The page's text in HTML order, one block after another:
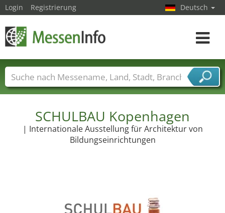
SCHULBAU Kopenhagen
| Internationale Ausstellung für Architektur von
Bildungseinrichtungen
Login Registrierung Deutsch
Toggle
Messenamen Länder Städte
Branchen